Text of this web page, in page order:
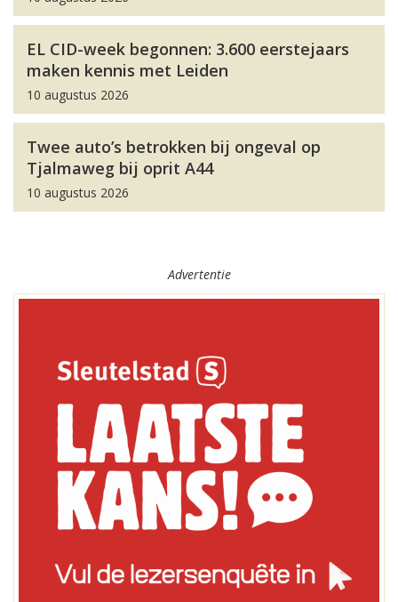
EL CID-week begonnen: 3.600 eerstejaars
maken kennis met Leiden
10 augustus 2026
Twee auto’s betrokken bij ongeval op
Tjalmaweg bij oprit A44
10 augustus 2026
Advertentie